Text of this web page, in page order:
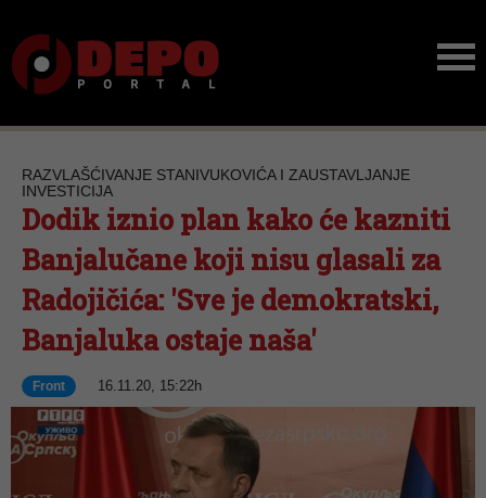
RAZVLAŠĆIVANJE STANIVUKOVIĆA I ZAUSTAVLJANJE
INVESTICIJA
Dodik iznio plan kako će kazniti
Banjalučane koji nisu glasali za
Radojičića: 'Sve je demokratski,
Banjaluka ostaje naša'
Front 16.11.20, 15:22h